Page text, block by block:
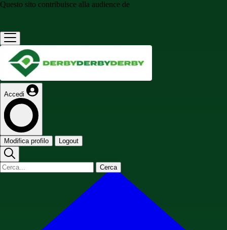
Questo sito contribuisce alla audience de
Accedi
Modifica profilo Logout
Cerca